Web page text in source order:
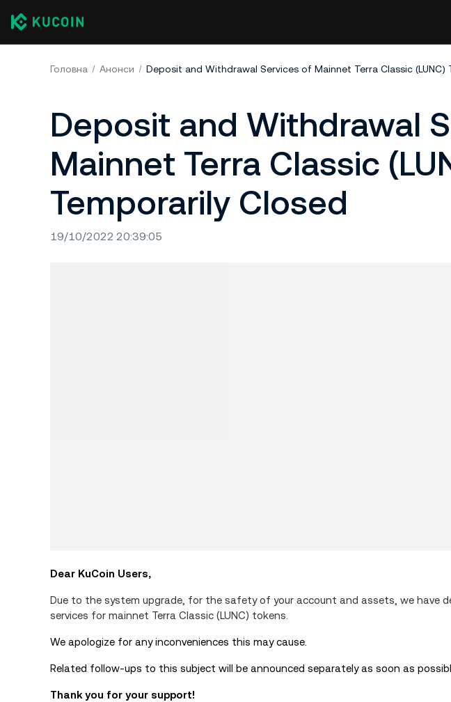
Головна Анонси
Deposit and Withdrawal
Mainnet Terra Classic
Temporarily Closed
19/10/2022 20:39:05
Dear KuCoin Users,
Due to the system upgrade, for the safety of your account and assets, we have
services for mainnet Terra Classic (LUNC) tokens.
We apologize for any inconveniences this may cause.
Related follow-ups to this subject will be announced separately as soon as
Thank you for your support!